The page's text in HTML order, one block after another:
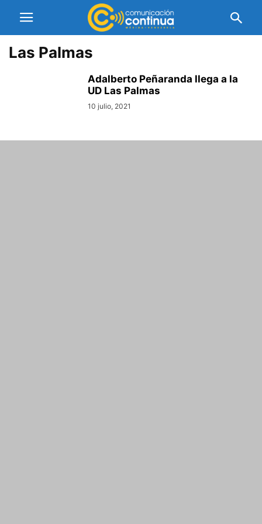
Las Palmas
Adalberto Peñaranda llega a la
UD Las Palmas
10 julio, 2021